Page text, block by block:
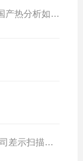
不与低端竞品“卷”：走访和晟科技，探寻国产热分析如何行稳致远
中国电子科技集团公司第七研究所选购我司差示扫描量热仪